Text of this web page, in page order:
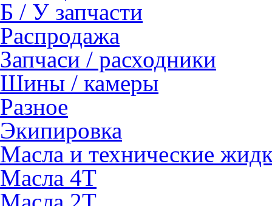
Б / У запчасти
Распродажа
Запчаси / расходники
Шины / камеры
Разное
Экипировка
Масла и технические
Масла 4Т